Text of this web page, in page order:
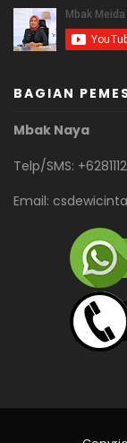
BAGIAN
Mbak Naya
Telp/SMS:
Email: